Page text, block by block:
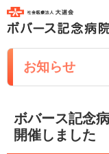
お知らせ
ボバース記念
開催しました